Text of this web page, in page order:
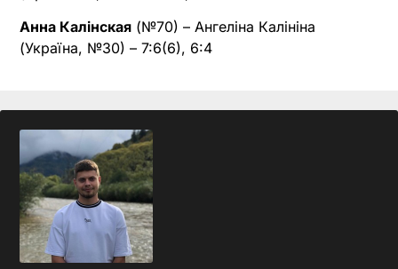
Анна Калінская (№70) – Ангеліна Калініна
(Україна, №30) – 7:6(6), 6:4